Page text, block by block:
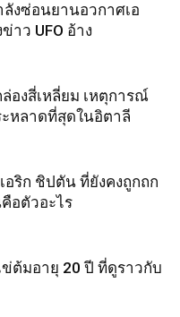
ลังซ่อนยานอวกาศเอ
าว UFO อ้าง
องสี่เหลี่ยม เหตุการณ์
ะหลาดที่สุดในอิตาลี
อริก ชิปตัน ที่ยังคงถูกถก
อตัวอะไร
ต้มอายุ 20 ปี ที่ดูราวกับ